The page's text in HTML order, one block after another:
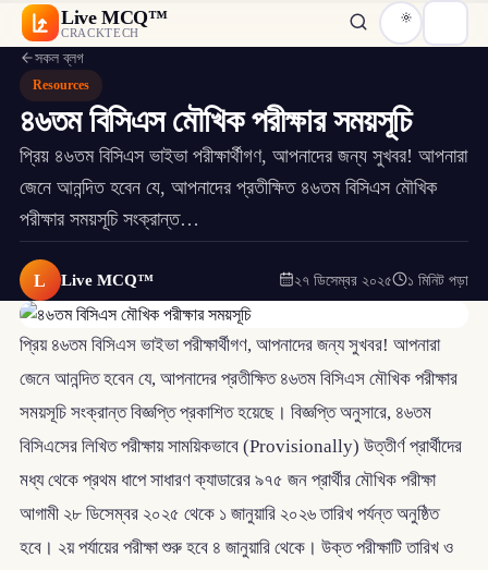
Live MCQ™
CRACKTECH
সকল ব্লগ
Resources
৪৬তম বিসিএস মৌখিক পরীক্ষার সময়সূচি
প্রিয় ৪৬তম বিসিএস ভাইভা পরীক্ষার্থীগণ, আপনাদের জন্য সুখবর! আপনারা
জেনে আনন্দিত হবেন যে, আপনাদের প্রতীক্ষিত ৪৬তম বিসিএস মৌখিক
পরীক্ষার সময়সূচি সংক্রান্ত…
L Live MCQ™ ২৭ ডিসেম্বর ২০২৫ ১ মিনিট পড়া
প্রিয় ৪৬তম বিসিএস ভাইভা পরীক্ষার্থীগণ, আপনাদের জন্য সুখবর! আপনারা
জেনে আনন্দিত হবেন যে, আপনাদের প্রতীক্ষিত ৪৬তম বিসিএস মৌখিক পরীক্ষার
সময়সূচি সংক্রান্ত বিজ্ঞপ্তি প্রকাশিত হয়েছে। বিজ্ঞপ্তি অনুসারে, ৪৬তম
বিসিএসের লিখিত পরীক্ষায় সাময়িকভাবে (Provisionally) উত্তীর্ণ প্রার্থীদের
মধ্য থেকে প্রথম ধাপে সাধারণ ক্যাডারের ৯৭৫ জন প্রার্থীর মৌখিক পরীক্ষা
আগামী ২৮ ডিসেম্বর ২০২৫ থেকে ১ জানুয়ারি ২০২৬ তারিখ পর্যন্ত অনুষ্ঠিত
হবে। ২য় পর্যায়ের পরীক্ষা শুরু হবে ৪ জানুয়ারি থেকে। উক্ত পরীক্ষাটি তারিখ ও